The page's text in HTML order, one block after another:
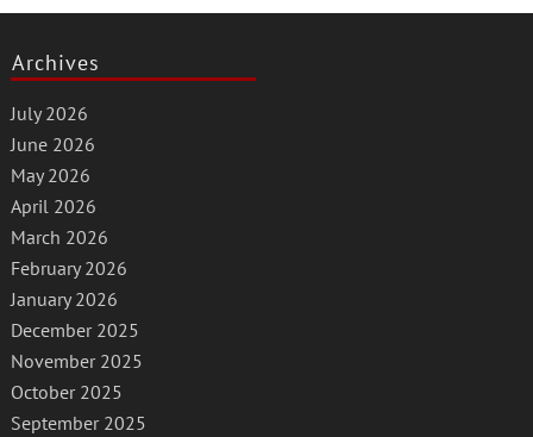
Archives
July 2026
June 2026
May 2026
April 2026
March 2026
February 2026
January 2026
December 2025
November 2025
October 2025
September 2025